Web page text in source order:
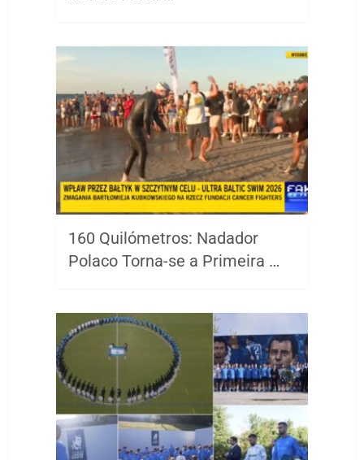
160 Quilómetros: Nadador
Polaco Torna-se a Primeira …